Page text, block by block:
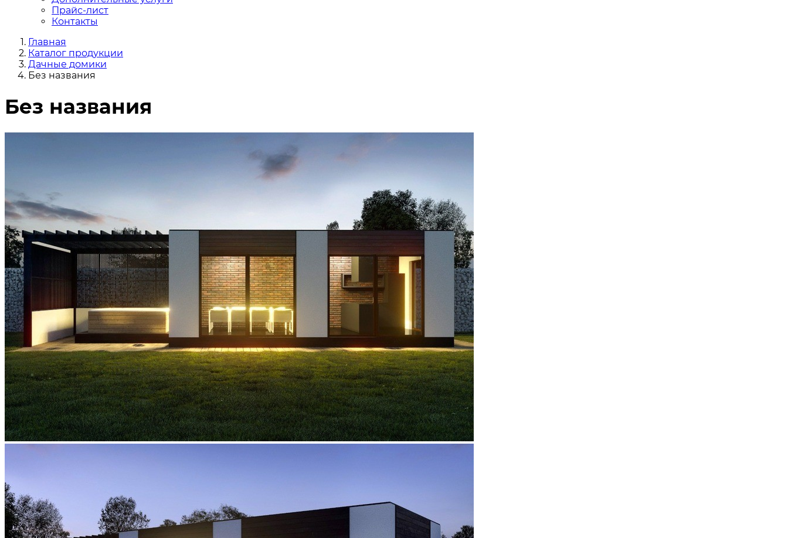
Прайс-лист
Контакты
Главная
Каталог продукции
Дачные домики
Без названия
Без названия